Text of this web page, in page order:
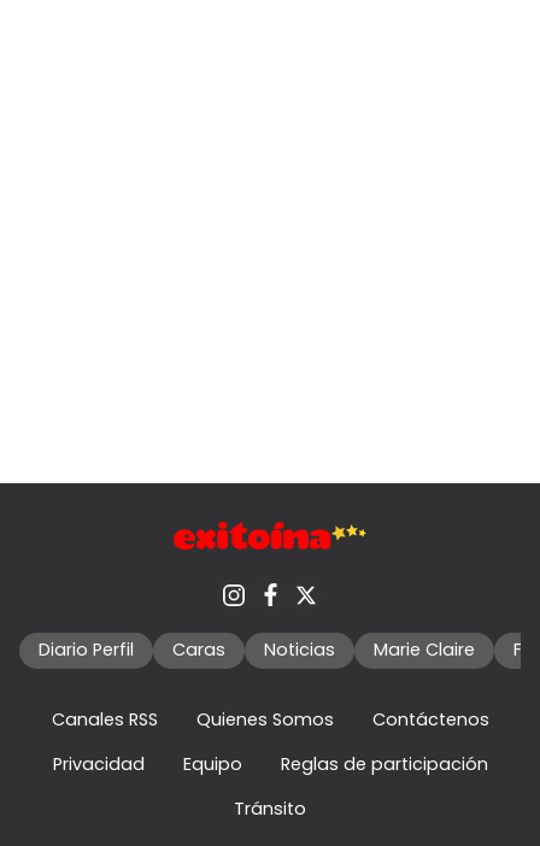
Diario Perfil Caras Noticias Marie Claire
Canales RSS Quienes Somos
Contáctenos
Privacidad
Equipo
Reglas de participación
Tránsito